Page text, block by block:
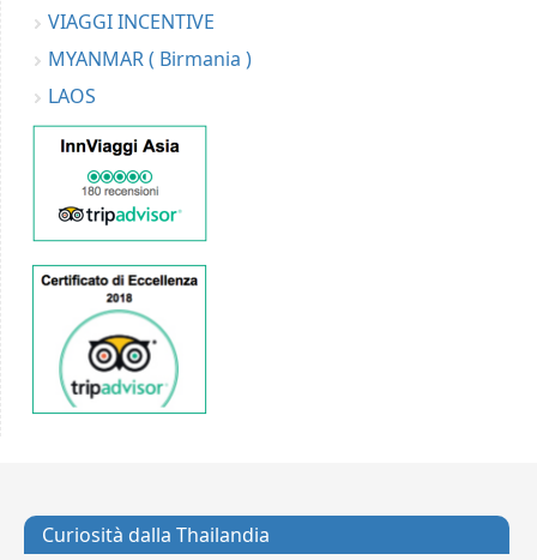
VIAGGI INCENTIVE
MYANMAR ( Birmania )
LAOS
Curiosità dalla Thailandia